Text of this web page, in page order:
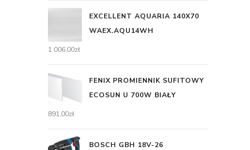
EXCELLENT AQUARIA 140X70
WAEX.AQU14WH
1 006,00zł
FENIX PROMIENNIK SUFITOWY
ECOSUN U 700W BIAŁY
891,00zł
BOSCH GBH 18V-26